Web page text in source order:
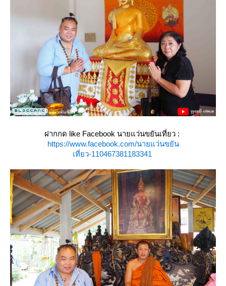
ฝากกด like Facebook นายแว่นขยันเที่ยว :
https://www.facebook.com/นายแว่นขยัน
เที่ยว-110467381183341